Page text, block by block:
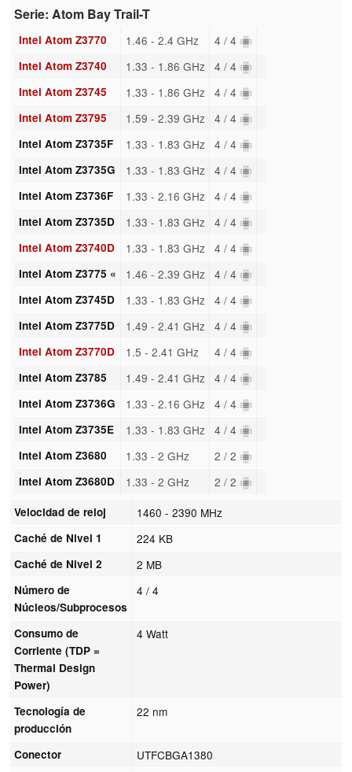
Serie: Atom Bay Trail-T
Intel Atom Z3770 1.46 - 2.4 GHz 4 / 4
Intel Atom Z3740 1.33 - 1.86 GHz 4 / 4
Intel Atom Z3745 1.33 - 1.86 GHz 4 / 4
Intel Atom Z3795 1.59 - 2.39 GHz 4 / 4
Intel Atom Z3735F 1.33 - 1.83 GHz 4 / 4
Intel Atom Z3735G 1.33 - 1.83 GHz 4 / 4
Intel Atom Z3736F 1.33 - 2.16 GHz 4 / 4
Intel Atom Z3735D 1.33 - 1.83 GHz 4 / 4
Intel Atom Z3740D 1.33 - 1.83 GHz 4 / 4
Intel Atom Z3775 « 1.46 - 2.39 GHz 4 / 4
Intel Atom Z3745D 1.33 - 1.83 GHz 4 / 4
Intel Atom Z3775D 1.49 - 2.41 GHz 4 / 4
Intel Atom Z3770D 1.5 - 2.41 GHz 4 / 4
Intel Atom Z3785 1.49 - 2.41 GHz 4 / 4
Intel Atom Z3736G 1.33 - 2.16 GHz 4 / 4
Intel Atom Z3735E 1.33 - 1.83 GHz 4 / 4
Intel Atom Z3680 1.33 - 2 GHz 2 / 2
Intel Atom Z3680D 1.33 - 2 GHz 2 / 2
Velocidad de reloj 1460 - 2390 MHz
Caché de Nivel 1 224 KB
Caché de Nivel 2 2 MB
Número de
Núcleos/Subprocesos
4 / 4
Consumo de
Corriente (TDP =
Thermal Design
Power)
4 Watt
Tecnología de
producción
22 nm
Conector UTFCBGA1380